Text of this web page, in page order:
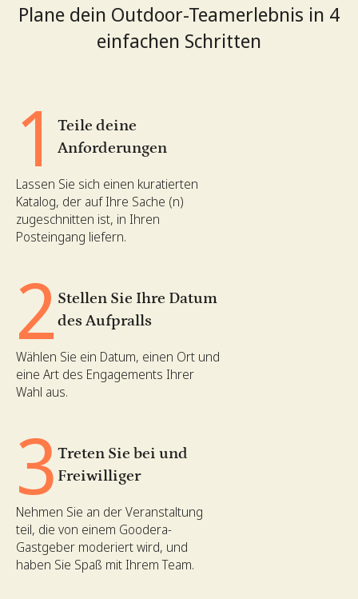
Plane dein Outdoor-Teamerlebnis in 4
einfachen Schritten
1
Teile deine
Anforderungen
Lassen Sie sich einen kuratierten
Katalog, der auf Ihre Sache (n)
zugeschnitten ist, in Ihren
Posteingang liefern.
2 Stellen Sie Ihre Datum
des Aufpralls
Wählen Sie ein Datum, einen Ort und
eine Art des Engagements Ihrer
Wahl aus.
3 Treten Sie bei und
Freiwilliger
Nehmen Sie an der Veranstaltung
teil, die von einem Goodera-
Gastgeber moderiert wird, und
haben Sie Spaß mit Ihrem Team.